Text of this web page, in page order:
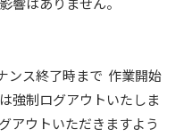
ンス終了時まで 作業開始
強制ログアウトいたしま
アウトいただきますよう